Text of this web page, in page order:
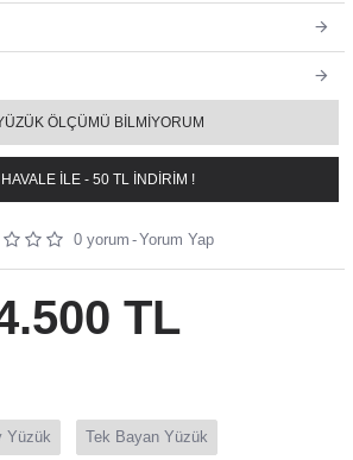
ÖLÇÜMÜ BILMIYORUM
HAVALE ILE - 50 TL İNDİRİM !
0 yorum -Yorum Yap
TL
Yüzük Tek Bayan Yüzük